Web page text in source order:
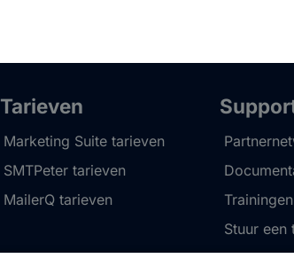
Tarieven
Marketing Suite tarieven
SMTPeter tarieven
MailerQ tarieven
Trainingen
Stuur een